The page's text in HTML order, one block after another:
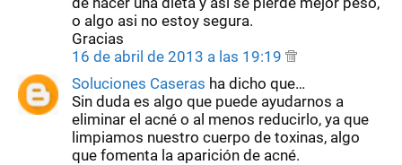
o algo asi no estoy segura.
Gracias
16 de abril de 2013 a las 19:19
Soluciones Caseras ha dicho que…
Sin duda es algo que puede ayudarnos a
eliminar el acné o al menos reducirlo, ya que
limpiamos nuestro cuerpo de toxinas, algo
que fomenta la aparición de acné.